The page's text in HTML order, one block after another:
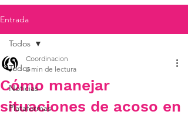
Entrada
Todos
Noticias
Plataformas
Todos
Cómo manejar
situaciones de acoso en
Coordinacion
2 min de lectura